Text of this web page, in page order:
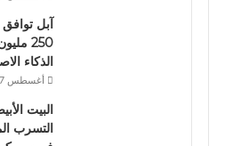
آبل
250
الذكاء
أغسطس 7, 2026
البيت
التسرب